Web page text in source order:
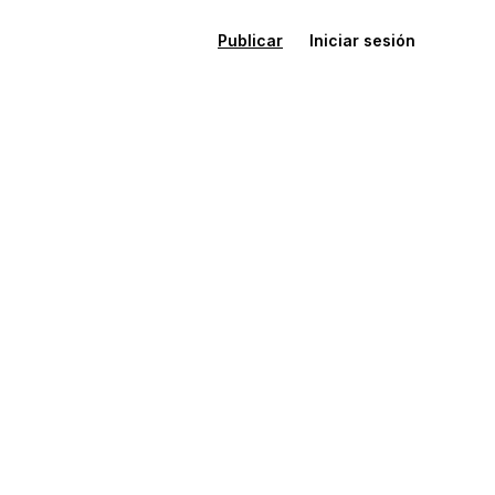
Publicar Iniciar sesión